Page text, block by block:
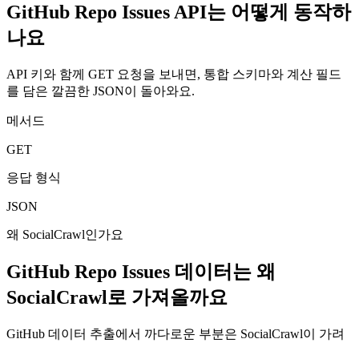
GitHub Repo Issues API는 어떻게 동작하
나요
API 키와 함께 GET 요청을 보내면, 통합 스키마와 계산 필드
를 담은 깔끔한 JSON이 돌아와요.
메서드
GET
응답 형식
JSON
왜 SocialCrawl인가요
GitHub Repo Issues 데이터는 왜
SocialCrawl로 가져올까요
GitHub 데이터 추출에서 까다로운 부분은 SocialCrawl이 가려